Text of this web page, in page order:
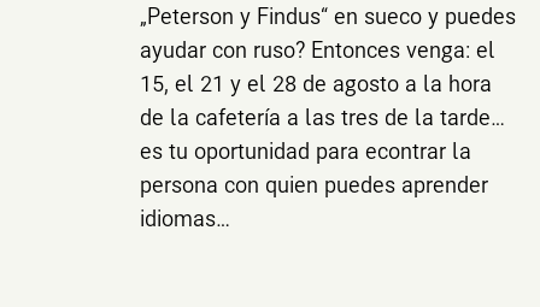
„Peterson y Findus“ en sueco y puedes
ayudar con ruso? Entonces venga: el
15, el 21 y el 28 de agosto a la hora
de la cafetería a las tres de la tarde…
es tu oportunidad para econtrar la
persona con quien puedes aprender
idiomas…